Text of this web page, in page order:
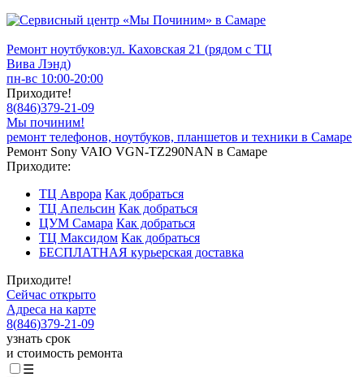
Ремонт ноутбуков:ул. Каховская 21 (рядом с ТЦ
Вива Лэнд)
пн-вс 10:00-20:00
Приходите!
8(846)379-21-09
Мы починим!
ремонт телефонов, ноутбуков, планшетов и техники в Самаре
Ремонт Sony VAIO VGN-TZ290NAN в Самаре
Приходите:
ТЦ Аврора Как добраться
ТЦ Апельсин Как добраться
ЦУМ Самара Как добраться
ТЦ Максидом Как добраться
БЕСПЛАТНАЯ курьерская доставка
Приходите!
Сейчас открыто
Адреса на карте
8(846)379-21-09
узнать срок
и стоимость ремонта
☰